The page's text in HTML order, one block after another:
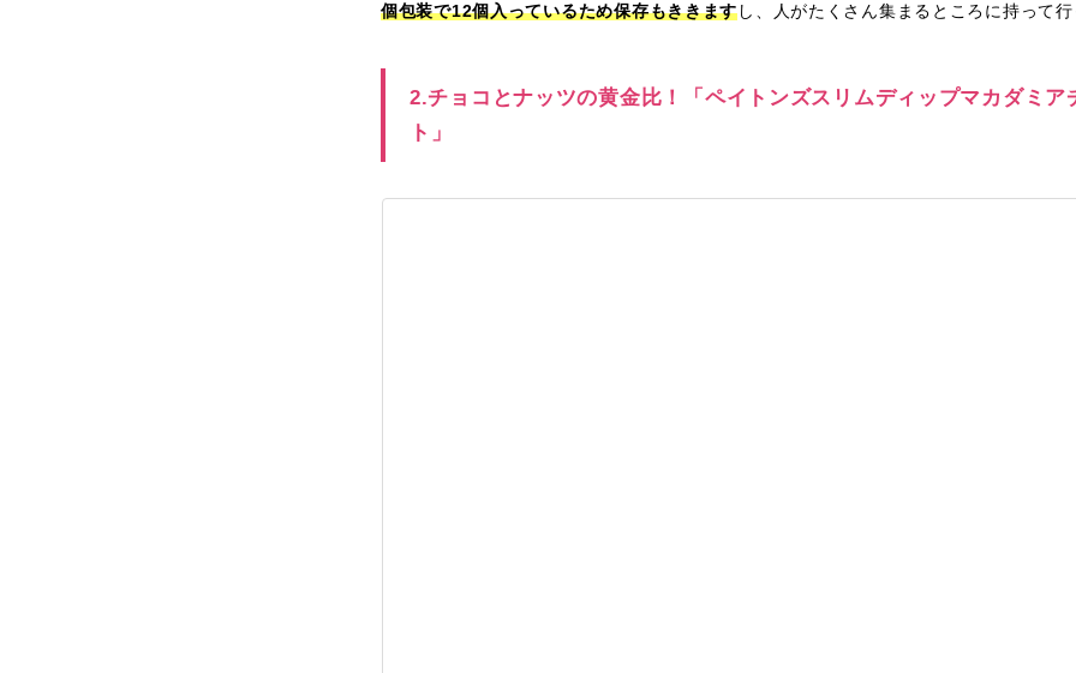
個包装で12個入っているため保存もききますし、人がたくさん集まるところに持って行
2.チョコとナッツの黄金比！「ペイトンズスリムディップマカダミア
ト」